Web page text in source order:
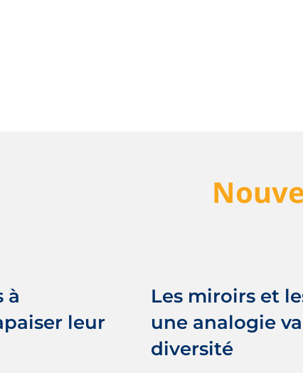
à
leur
SOGI /
Les miroirs et
une analogie
diversité